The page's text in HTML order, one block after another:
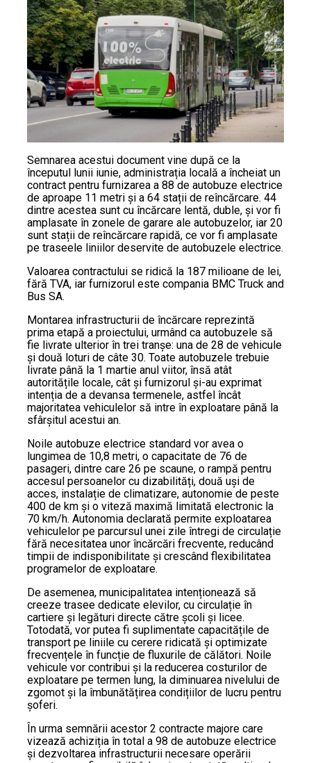
Semnarea acestui document vine după ce la
începutul lunii iunie, administrația locală a încheiat un
contract pentru furnizarea a 88 de autobuze electrice
de aproape 11 metri și a 64 stații de reîncărcare. 44
dintre acestea sunt cu încărcare lentă, duble, și vor fi
amplasate în zonele de garare ale autobuzelor, iar 20
sunt stații de reîncărcare rapidă, ce vor fi amplasate
pe traseele liniilor deservite de autobuzele electrice.
Valoarea contractului se ridică la 187 milioane de lei,
fără TVA, iar furnizorul este compania BMC Truck and
Bus SA.
Montarea infrastructurii de încărcare reprezintă
prima etapă a proiectului, urmând ca autobuzele să
fie livrate ulterior în trei tranșe: una de 28 de vehicule
și două loturi de câte 30. Toate autobuzele trebuie
livrate până la 1 martie anul viitor, însă atât
autoritățile locale, cât și furnizorul și-au exprimat
intenția de a devansa termenele, astfel încât
majoritatea vehiculelor să intre în exploatare până la
sfârșitul acestui an.
Noile autobuze electrice standard vor avea o
lungimea de 10,8 metri, o capacitate de 76 de
pasageri, dintre care 26 pe scaune, o rampă pentru
accesul persoanelor cu dizabilități, două uși de
acces, instalație de climatizare, autonomie de peste
400 de km și o viteză maximă limitată electronic la
70 km/h. Autonomia declarată permite exploatarea
vehiculelor pe parcursul unei zile întregi de circulație
fără necesitatea unor încărcări frecvente, reducând
timpii de indisponibilitate și crescând flexibilitatea
programelor de exploatare.
De asemenea, municipalitatea intenționează să
creeze trasee dedicate elevilor, cu circulație în
cartiere și legături directe către școli și licee.
Totodată, vor putea fi suplimentate capacitățile de
transport pe liniile cu cerere ridicată și optimizate
frecvențele în funcție de fluxurile de călători. Noile
vehicule vor contribui și la reducerea costurilor de
exploatare pe termen lung, la diminuarea nivelului de
zgomot și la îmbunătățirea condițiilor de lucru pentru
șoferi.
În urma semnării acestor 2 contracte majore care
vizează achiziția în total a 98 de autobuze electrice
și dezvoltarea infrastructurii necesare operării